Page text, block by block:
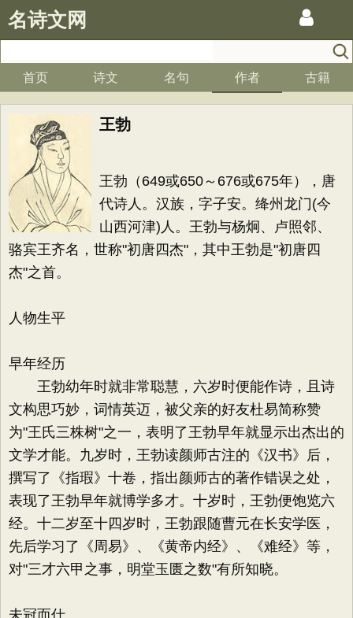
名诗文网
首页 诗文 名句 作者 古籍
王勃
王勃（649或650～676或675年），唐
代诗人。汉族，字子安。绛州龙门(今
山西河津)人。王勃与杨炯、卢照邻、
骆宾王齐名，世称"初唐四杰"，其中王勃是"初唐四
杰"之首。
人物生平
早年经历
王勃幼年时就非常聪慧，六岁时便能作诗，且诗
文构思巧妙，词情英迈，被父亲的好友杜易简称赞
为"王氏三株树"之一，表明了王勃早年就显示出杰出的
文学才能。九岁时，王勃读颜师古注的《汉书》后，
撰写了《指瑕》十卷，指出颜师古的著作错误之处，
表现了王勃早年就博学多才。十岁时，王勃便饱览六
经。十二岁至十四岁时，王勃跟随曹元在长安学医，
先后学习了《周易》、《黄帝内经》、《难经》等，
对"三才六甲之事，明堂玉匮之数"有所知晓。
未冠而仕